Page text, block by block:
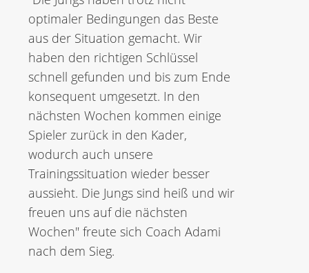
optimaler Bedingungen das Beste
aus der Situation gemacht. Wir
haben den richtigen Schlüssel
schnell gefunden und bis zum Ende
konsequent umgesetzt. In den
nächsten Wochen kommen einige
Spieler zurück in den Kader,
wodurch auch unsere
Trainingssituation wieder besser
aussieht. Die Jungs sind heiß und wir
freuen uns auf die nächsten
Wochen" freute sich Coach Adami
nach dem Sieg.